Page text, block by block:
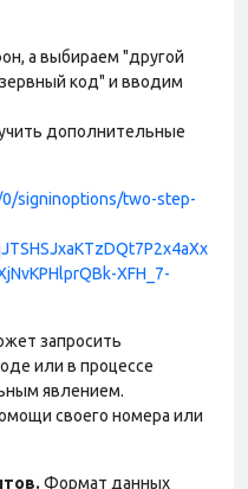
а выбираем "другой
код" и вводим
дополнительные
signinoptions/two-step-
XFH_7-
запросить
или в процессе
явлением.
своего номера или
Формат данных